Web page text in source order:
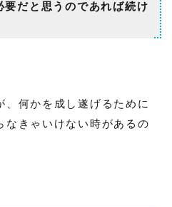
だと思うのであれば続け
、何かを成し遂げるために
なきゃいけない時があるの